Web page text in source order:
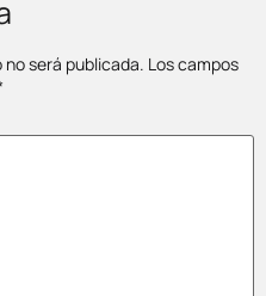
será publicada. Los campos